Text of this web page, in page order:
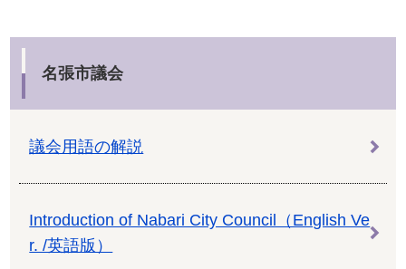
名張市議会
議会用語の解説
Introduction of Nabari City Council（English Ve
r. /英語版）